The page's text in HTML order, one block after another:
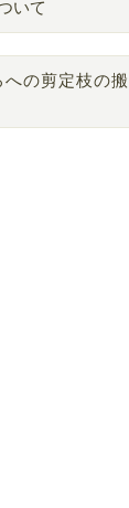
いて
への剪定枝の搬